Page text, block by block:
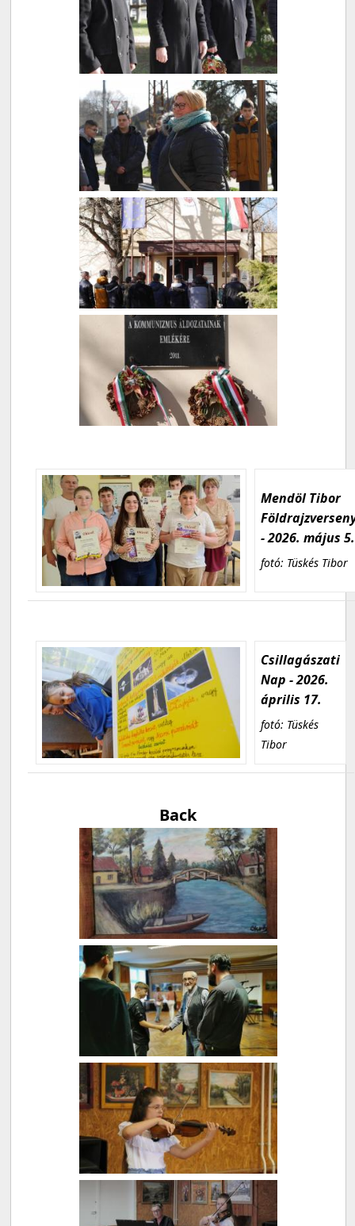
Mendöl Tibor
- 2026. május 5.
fotó: Tüskés Tibor
Csillagászati
Nap - 2026.
április 17.
fotó: Tüskés
Tibor
Back